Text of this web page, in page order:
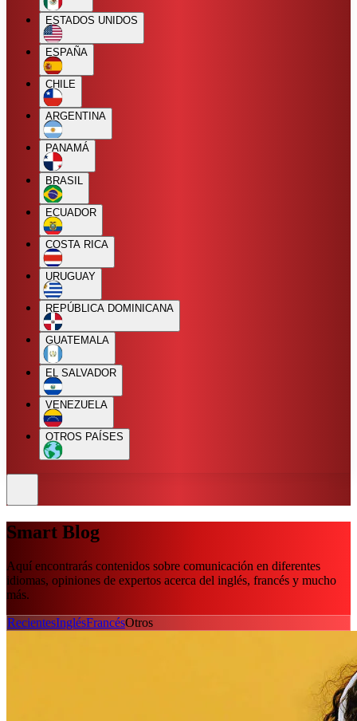
ESTADOS UNIDOS
ESPAÑA
CHILE
ARGENTINA
PANAMÁ
BRASIL
ECUADOR
COSTA RICA
URUGUAY
REPÚBLICA DOMINICANA
GUATEMALA
EL SALVADOR
VENEZUELA
OTROS PAÍSES
Smart Blog
Aquí encontrarás contenidos sobre comunicación en diferentes
idiomas, opiniones de expertos acerca del inglés, francés y mucho
más.
RecientesInglésFrancésOtros